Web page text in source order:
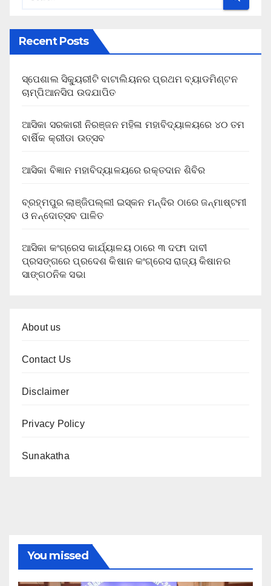
Recent Posts
ସ୍ପେଶାଲ ସିକ୍ୟୁରୀଟି ବାଟାଲିୟନର ପ୍ରଥମ ବ୍ୟାଡମିଣ୍ଟନ
ଚାମ୍ପିଆନସିପ ଉଦଯାପିତ
ଆସିକା ସରକାରୀ ନିରଞ୍ଜନ ମହିଳା ମହାବିଦ୍ୟାଳୟରେ ୪୦ ତମ
ବାର୍ଷିକ କ୍ରୀଡା ଉତ୍ସବ
ଆସିକା ବିଜ୍ଞାନ ମହାବିଦ୍ୟାଳୟରେ ରକ୍ତଦାନ ଶିବିର
ବ୍ରହ୍ମପୁର ଲାଞ୍ଜିପଲ୍ଲୀ ଇସ୍କନ ମନ୍ଦିର ଠାରେ ଜନ୍ମାଷ୍ଟମୀ
ଓ ନନ୍ଦୋତ୍ସବ ପାଳିତ
ଆସିକା କଂଗ୍ରେସ କାର୍ଯ୍ୟାଳୟ ଠାରେ ୩ ଦଫା ଦାବୀ
ପ୍ରସଙ୍ଗରେ ପ୍ରଦେଶ କିଷାନ କଂଗ୍ରେସ ରାଜ୍ୟ କିଷାନର
ସାଙ୍ଗଠନିକ ସଭା
About us
Contact Us
Disclaimer
Privacy Policy
Sunakatha
You missed